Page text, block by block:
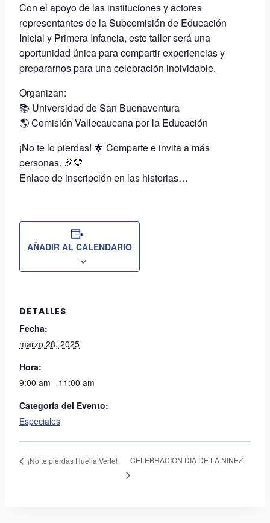
Con el apoyo de las instituciones y actores
representantes de la Subcomisión de Educación
Inicial y Primera Infancia, este taller será una
oportunidad única para compartir experiencias y
prepararnos para una celebración inolvidable.
Organizan:
📚 Universidad de San Buenaventura
🌎 Comisión Vallecaucana por la Educación
¡No te lo pierdas! 🌟 Comparte e invita a más
personas. 🎉💛
Enlace de inscripción en las historias…
AÑADIR AL CALENDARIO
DETALLES
Fecha:
marzo 28, 2025
Hora:
9:00 am - 11:00 am
Categoría del Evento:
Especiales
¡No te pierdas Huella Verte! CELEBRACIÓN DIA DE LA NIÑEZ